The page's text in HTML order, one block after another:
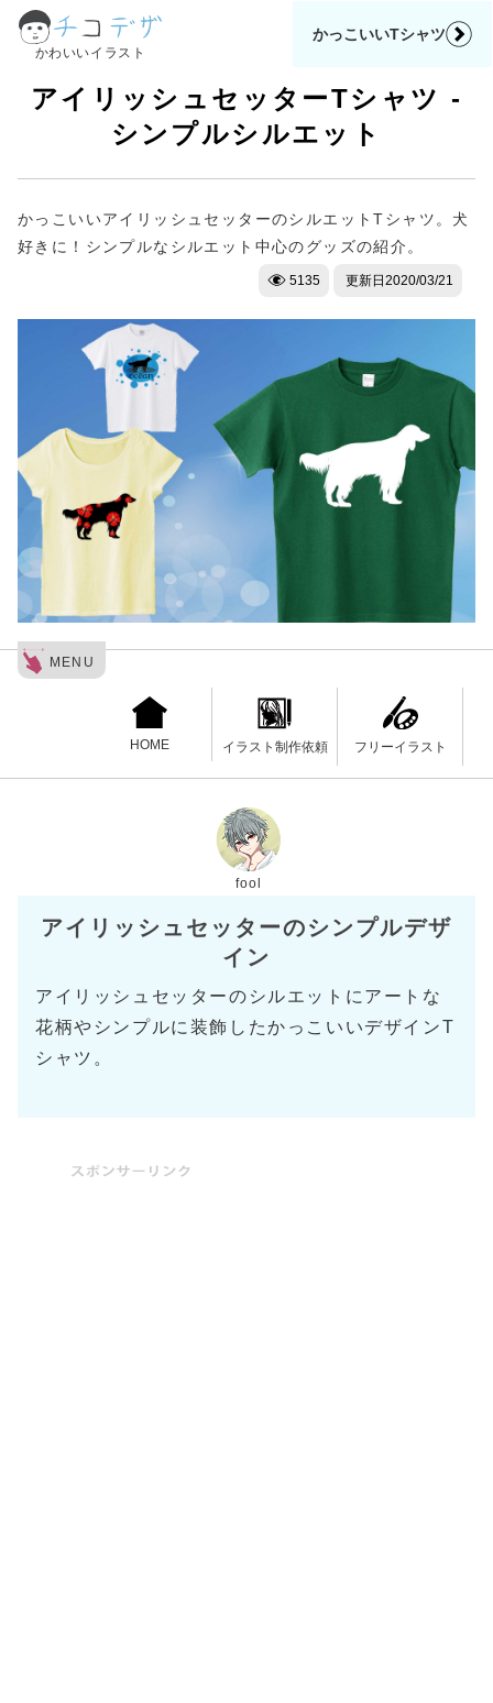
かわいいイラスト
かっこいいTシャツ
アイリッシュセッターTシャツ -
シンプルシルエット
かっこいいアイリッシュセッターのシルエットTシャツ。犬
好きに！シンプルなシルエット中心のグッズの紹介。
5135 更新日 2020/03/21
MENU
HOME イラスト制作依頼 フリーイラスト
fool
アイリッシュセッターのシンプルデザ
イン
アイリッシュセッターのシルエットにアートな
花柄やシンプルに装飾したかっこいいデザインT
シャツ。